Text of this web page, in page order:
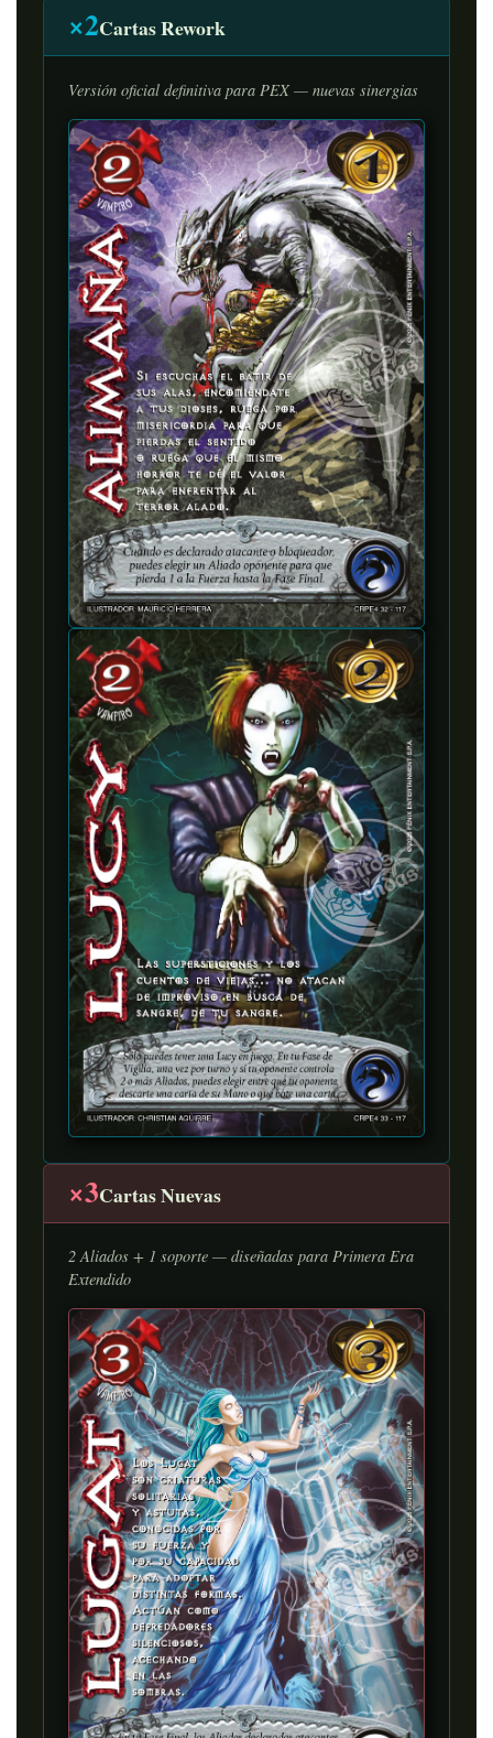
×2Cartas Rework
Versión oficial definitiva para PEX — nuevas sinergias
×3Cartas Nuevas
2 Aliados + 1 soporte — diseñadas para Primera Era
Extendido